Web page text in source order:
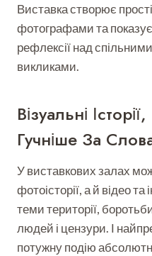
Виставка створює
фотографами та показує
рефлексії над
викликами.
Візуальні
Гучніше За
У виставкових залах
фотоісторії, а й відео
теми території,
людей і цензури. І
потужну подію